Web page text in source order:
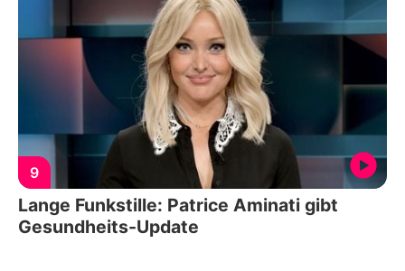
9
Lange Funkstille: Patrice Aminati gibt
Gesundheits-Update